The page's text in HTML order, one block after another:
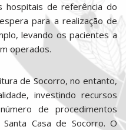
hospitais de referência do
para a realização de
levando os pacientes a
operados.
de Socorro, no entanto,
investindo recursos
de procedimentos
Casa de Socorro. O